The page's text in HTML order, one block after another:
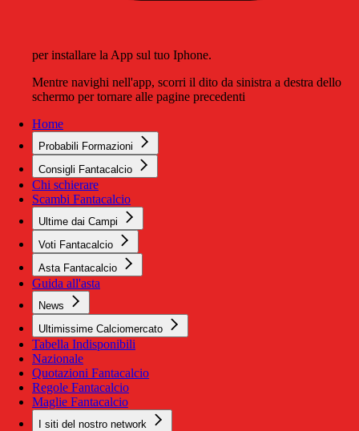
per installare la App sul tuo Iphone.
Mentre navighi nell'app, scorri il dito da sinistra a destra dello
schermo per tornare alle pagine precedenti
Home
Probabili Formazioni
Consigli Fantacalcio
Chi schierare
Scambi Fantacalcio
Ultime dai Campi
Voti Fantacalcio
Asta Fantacalcio
Guida all'asta
News
Ultimissime Calciomercato
Tabella Indisponibili
Nazionale
Quotazioni Fantacalcio
Regole Fantacalcio
Maglie Fantacalcio
I siti del nostro network